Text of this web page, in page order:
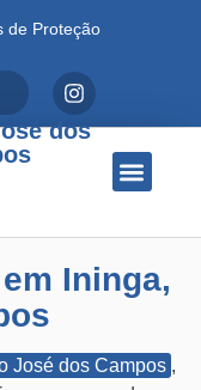
de Proteção
dos
Ininga,
José dos Campos ,